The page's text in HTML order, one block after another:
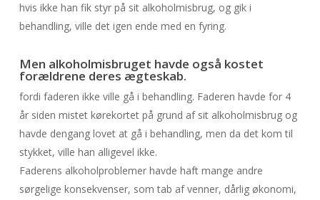
hvis ikke han fik styr på sit alkoholmisbrug, og gik i
behandling, ville det igen ende med en fyring.
Men alkoholmisbruget havde også kostet
forældrene deres ægteskab.
fordi faderen ikke ville gå i behandling. Faderen havde for 4
år siden mistet kørekortet på grund af sit alkoholmisbrug og
havde dengang lovet at gå i behandling, men da det kom til
stykket, ville han alligevel ikke.
Faderens alkoholproblemer havde haft mange andre
sørgelige konsekvenser, som tab af venner, dårlig økonomi,